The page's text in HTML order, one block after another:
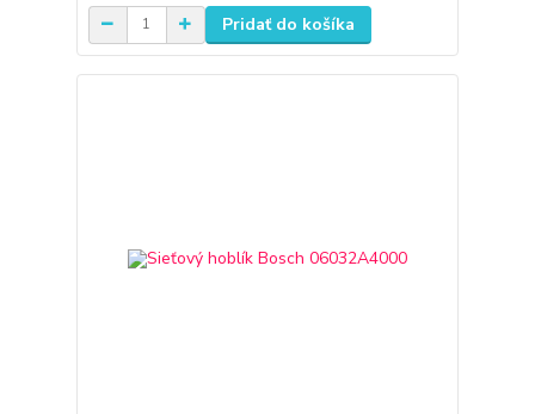
Pridať do košíka